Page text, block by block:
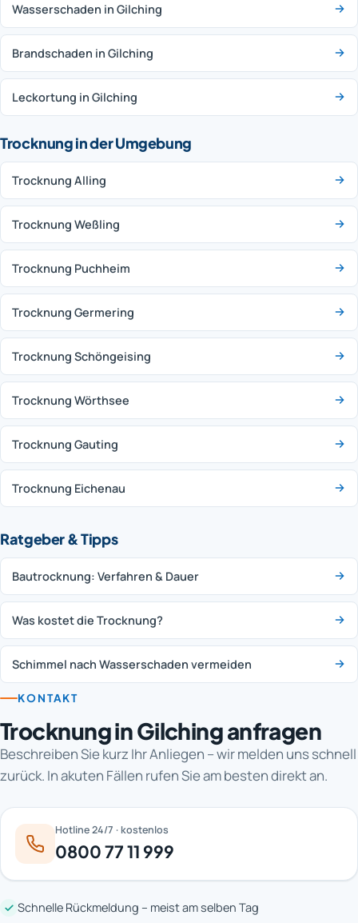
Wasserschaden in Gilching
Brandschaden in Gilching
Leckortung in Gilching
Trocknung in der Umgebung
Trocknung Alling
Trocknung Weßling
Trocknung Puchheim
Trocknung Germering
Trocknung Schöngeising
Trocknung Wörthsee
Trocknung Gauting
Trocknung Eichenau
Ratgeber & Tipps
Bautrocknung: Verfahren & Dauer
Was kostet die Trocknung?
Schimmel nach Wasserschaden vermeiden
KONTAKT
Trocknung in Gilching anfragen
Beschreiben Sie kurz Ihr Anliegen – wir melden uns schnell
zurück. In akuten Fällen rufen Sie am besten direkt an.
Hotline 24/7 · kostenlos
0800 77 11 999
Schnelle Rückmeldung – meist am selben Tag